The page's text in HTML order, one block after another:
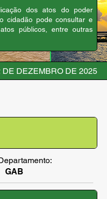
dos atos do poder
cidadão pode consultar e
públicos, entre outras
DE DEZEMBRO DE 2025
GAB